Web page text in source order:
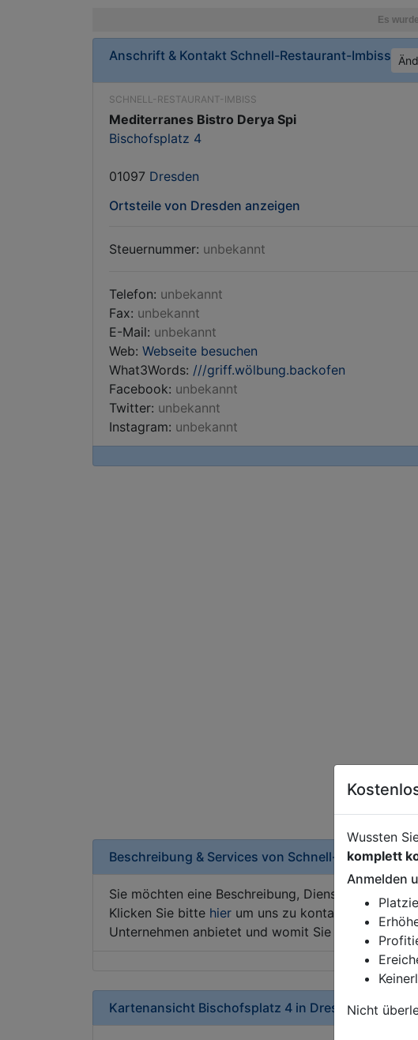
Anschrift & Kontakt Schnell-Restaurant-Imbiss
SCHNELL-RESTAURANT-IMBISS
Mediterranes Bistro Derya Spi
Bischofsplatz 4
01097 Dresden
Ortsteile von Dresden anzeigen
Steuernummer: unbekannt
Telefon: unbekannt
Fax: unbekannt
E-Mail: unbekannt
Web: Webseite besuchen
What3Words: ///griff.wölbung.backofen
Facebook: unbekannt
Twitter: unbekannt
Instagram: unbekannt
Beschreibung & Services von Schnell-Restaurant-
Sie möchten eine Beschreibung, Dienstleistung
Klicken Sie bitte hier um uns zu kontaktieren.
Unternehmen anbietet und womit Sie sich von
Kartenansicht Bischofsplatz 4 in Dresden
Wussten
komplett
Anmelden
Nicht